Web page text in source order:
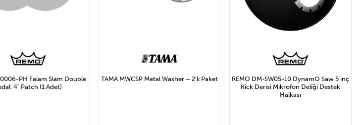
0006-PH Falam Slam Double
4" Patch (1 Adet)
TAMA MWCSP Metal Washer – 2’li Paket
REMO DM-SW05-10 DynamO Saw 5 inç
Kick Derisi Mikrofon Deliği Destek
Halkası